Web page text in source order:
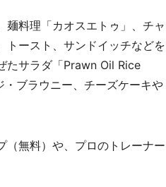
料理「カオスエトゥ」、チャ
トースト、サンドイッチなどを
たサラダ「Prawn Oil Rice
ブラウニー、チーズケーキや
無料）や、プロのトレーナー